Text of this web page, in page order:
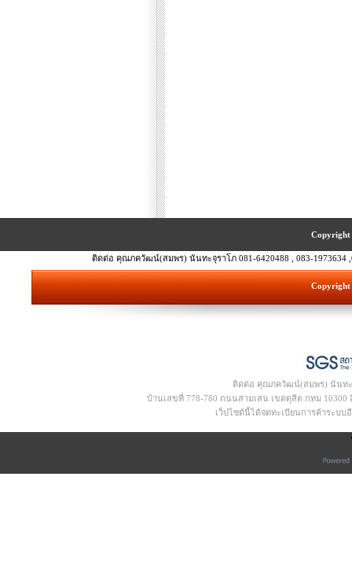
Copyright
ติดต่อ คุณภควัฒน์(สมพร) นันทะจุราโภ 081-6420488 , 083-1973634
Copyright
ติดต่อ คุณภควัฒน์(สมพร) นันทะจุ
บ้านเลขที่ 778-780 ถนนสามเสน เขตดุสิต กทม 10300 อี
เว็ปไซด์นี้ได้จดทะเบียนการค้าระบบ